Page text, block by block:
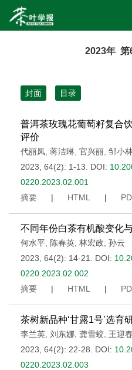
2023年 第
封面 目录
普洱茶玫瑰花葡萄籽复合
评价
代丽凤 蒋洁琳 官兴丽 邹小
2023, 64(2): 1-13.
DOI:
0220.2023.02.001
摘要
| HTML |
不同年份白茶有机酸变化
何水平 陈春英 林宏政 孙云
2023, 64(2): 14-21.
DOI:
0220.2023.02.002
摘要
| HTML |
茶树新品种‘甘露1号’选育
李兰英 刘东娜 龚雪蛟 王迎春
2023, 64(2): 22-28.
DOI:
0220.2023.02.003